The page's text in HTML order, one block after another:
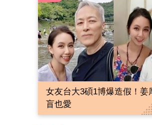
女友台大3碩1博爆造假！姜
盲也愛